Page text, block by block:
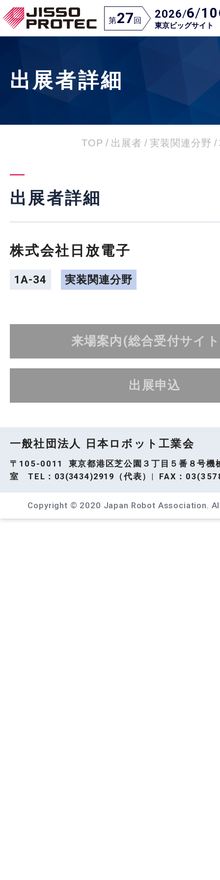
第27回 2026/6/10
東京ビッグサイト
出展者詳細
TOP / 出展者 / 実装関連分野 /
出展者詳細
株式会社日放電子
1A-34 実装関連分野
来場案内(総合受付サイ
出展申込
一般社団法人 日本ロボット工業会
〒105-0011 東京都港区芝公園３丁目５番８号機
室 TEL： 03(3434)2919 （代表）| FAX：
Copyright © 2020 Japan Robot Association.